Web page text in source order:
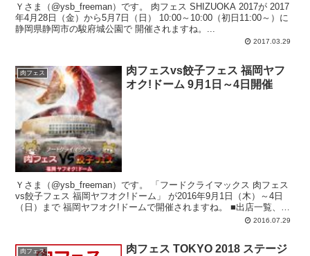
Ｙさま（@ysb_freeman）です。 肉フェス SHIZUOKA 2017が 2017
年4月28日（金）から5月7日（日） 10:00～10:00（初日11:00～）に
静岡県静岡市の駿府城公園で 開催されますね。...
2017.03.29
肉フェス
肉フェスvs餃子フェス 福岡ヤフ
オク!ドーム 9月1日～4日開催
Ｙさま（@ysb_freeman）です。 「フードクライマックス 肉フェス
vs餃子フェス 福岡ヤフオク!ドーム」 が2016年9月1日（木）～4日
（日）まで 福岡ヤフオク!ドームで開催されますね。 ■出店一覧、メ
2016.07.29
肉フェス
肉フェス TOKYO 2018 ステージ